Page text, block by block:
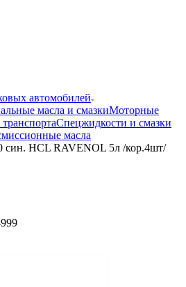
автомобилей
масла и смазкиМоторные
Спецжидкости и смазки
масла
син. HCL RAVENOL 5л /кор.4шт/